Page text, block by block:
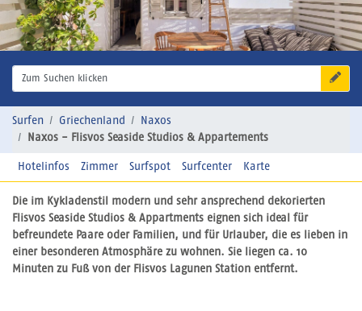
Zum Suchen klicken
Surfen Griechenland
Naxos
Naxos - Flisvos Seaside Studios & Appartements
Hotelinfos Zimmer Surfspot Surfcenter Karte
Die im Kykladenstil modern und sehr ansprechend dekorierten
Flisvos Seaside Studios & Appartments eignen sich ideal für
befreundete Paare oder Familien, und für Urlauber, die es lieben in
einer besonderen Atmosphäre zu wohnen. Sie liegen ca. 10
Minuten zu Fuß von der Flisvos Lagunen Station entfernt.